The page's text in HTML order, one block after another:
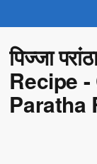
पिज्जा
Recipe
Paratha